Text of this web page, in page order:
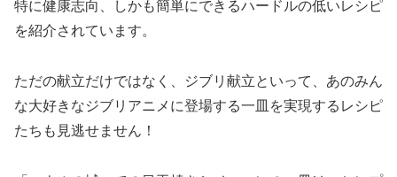
特に健康志向、しかも簡単にできるハードルの低いレシピ
を紹介されています。
ただの献立だけではなく、ジブリ献立といって、あのみん
な大好きなジブリアニメに登場する一皿を実現するレシピ
たちも見逃せません！